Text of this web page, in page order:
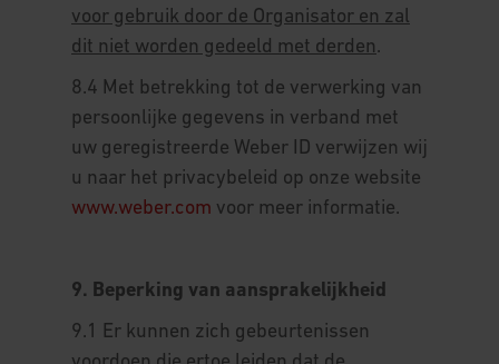
voor gebruik door de Organisator en zal
dit niet worden gedeeld met derden.
8.4 Met betrekking tot de verwerking van
persoonlijke gegevens in verband met
uw geregistreerde Weber ID verwijzen wij
u naar het privacybeleid op onze website
www.weber.com voor meer informatie.
9. Beperking van aansprakelijkheid
9.1 Er kunnen zich gebeurtenissen